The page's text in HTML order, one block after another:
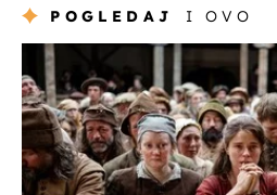
POGLEDAJ I OVO